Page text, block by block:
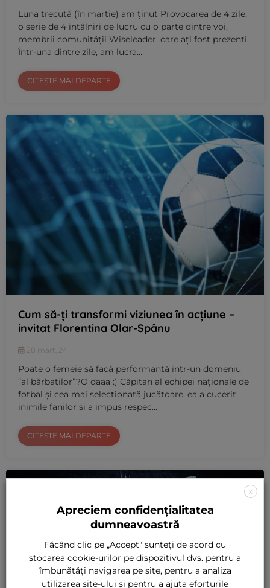
Luna trecută (în martie) am ținut Provocarea de 4 zile,
o serie de 4 întâlniri de lucru cu o parte dintre voi,
membrii comunității Wiseleader, care ați fost prezenți.
Într-una dintre zile, am lucra…
CITEȘTE MAI DEPARTE
Cum să-ți transformi viziunea în acțiune –
invitat Florentina Olar-Spânu
28 mart. 24
Poate o femeie să facă performanță într-un domeniu
“al bărbaților”?O daaa :) Căpitan al echipei naționale de
fotbal și cea mai selecționată jucătoare, ea a cucerit
inimile fanilor și a impus respec…
CITEȘTE MAI DEPARTE
X
Apreciem confidențialitatea
dumneavoastră
Făcând clic pe „Accept" sunteți de acord cu
stocarea cookie-urilor pe dispozitivul dvs. pentru a
îmbunătăți navigarea pe site, pentru a analiza
utilizarea site-ului și pentru a ajuta eforturile